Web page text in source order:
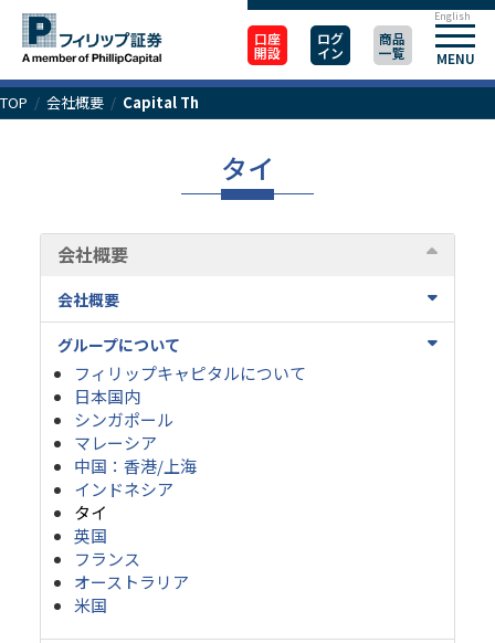
口座
開設
ログ
イン
商品
一覧 MENU
English
TOP / 会社概要 / Capital Th
タイ
会社概要
会社概要
グループについて
フィリップキャピタルについて
日本国内
シンガポール
マレーシア
中国：香港/上海
インドネシア
タイ
英国
フランス
オーストラリア
米国